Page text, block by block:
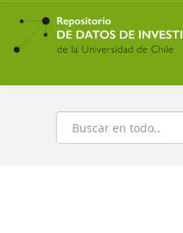
Ir
contenido
principal
Buscar